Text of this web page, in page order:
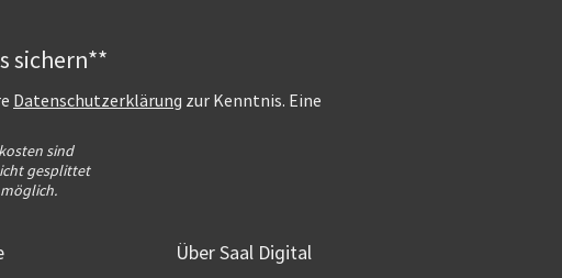
sichern**
Datenschutzerklärung zur Kenntnis. Eine
sind
gesplittet
Über Saal Digital